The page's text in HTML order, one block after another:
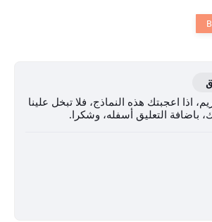
اذا اعجبتك هذه النماذج، فلا تبخل علينا
باضافة التعليق أسفله، وشكرا.